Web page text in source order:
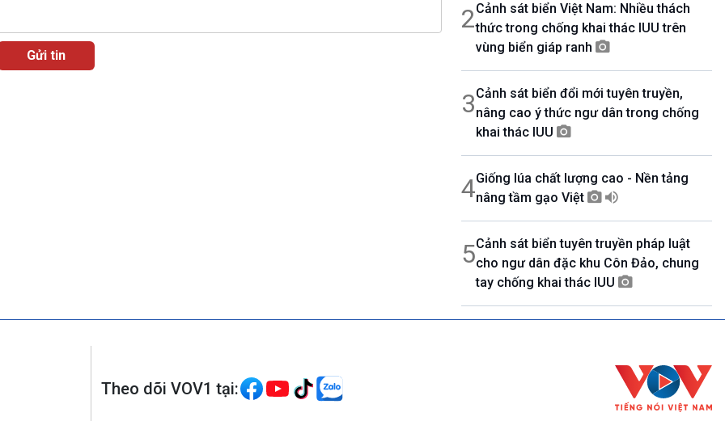
2Cảnh sát biển Việt Nam: Nhiều thách
thức trong chống khai thác IUU trên
vùng biển giáp ranh
3Cảnh sát biển đổi mới tuyên truyền,
nâng cao ý thức ngư dân trong chống
khai thác IUU
4Giống lúa chất lượng cao - Nền tảng
nâng tầm gạo Việt
5Cảnh sát biển tuyên truyền pháp luật
cho ngư dân đặc khu Côn Đảo, chung
tay chống khai thác IUU
Theo dõi VOV1 tại: